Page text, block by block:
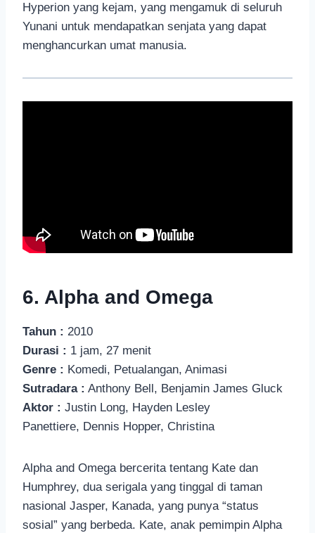
Hyperion yang kejam, yang mengamuk di seluruh
Yunani untuk mendapatkan senjata yang dapat
menghancurkan umat manusia.
6. Alpha and Omega
Tahun : 2010
Durasi : 1 jam, 27 menit
Genre : Komedi, Petualangan, Animasi
Sutradara : Anthony Bell, Benjamin James Gluck
Aktor : Justin Long, Hayden Lesley
Panettiere, Dennis Hopper, Christina
Alpha and Omega bercerita tentang Kate dan
Humphrey, dua serigala yang tinggal di taman
nasional Jasper, Kanada, yang punya “status
sosial” yang berbeda. Kate, anak pemimpin Alpha